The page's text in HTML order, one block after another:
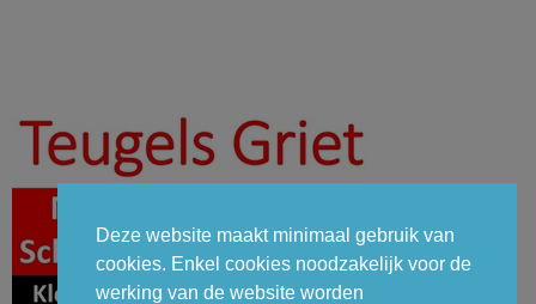
Deze website maakt minimaal gebruik van
cookies. Enkel cookies noodzakelijk voor de
werking van de website worden